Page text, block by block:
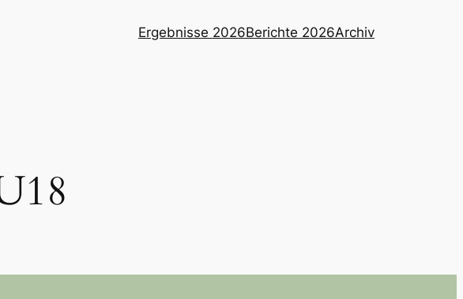
Ergebnisse 2026Berichte 2026Archiv